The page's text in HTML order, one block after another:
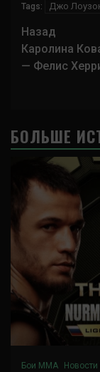
Tags: Джо
записи
Назад
Каролина
— Фелис
БОЛЬШЕ
Бои ММА